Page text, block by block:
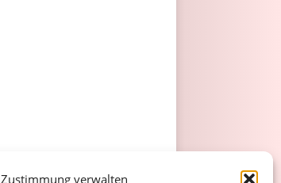
Zustimmung verwalten